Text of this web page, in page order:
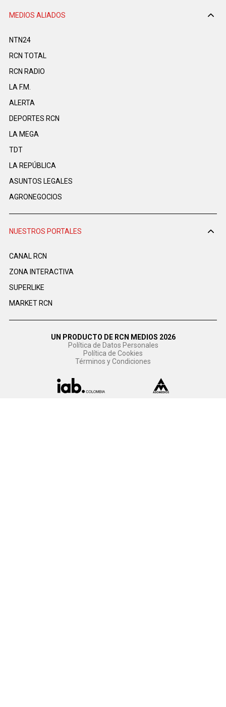
MEDIOS ALIADOS
NTN24
RCN TOTAL
RCN RADIO
LA F.M.
ALERTA
DEPORTES RCN
LA MEGA
TDT
LA REPÚBLICA
ASUNTOS LEGALES
AGRONEGOCIOS
NUESTROS PORTALES
CANAL RCN
ZONA INTERACTIVA
SUPERLIKE
MARKET RCN
UN PRODUCTO DE RCN MEDIOS 2026
Política de Datos Personales
Política de Cookies
Términos y Condiciones